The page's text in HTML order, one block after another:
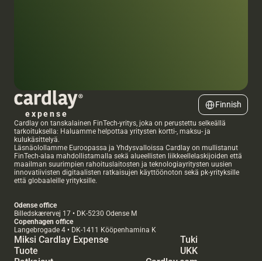
expense
Select Language
Finnish
Cardlay on tanskalainen FinTech-yritys, joka on perustettu selkeällä
tarkoituksella: Haluamme helpottaa yritysten kortti-, maksu- ja
kulukäsittelyä.
Läsnäolollamme Euroopassa ja Yhdysvalloissa Cardlay on mullistanut
FinTech-alaa mahdollistamalla sekä alueellisten liikkeellelaskijoiden että
maailman suurimpien rahoituslaitosten ja teknologiayritysten uusien
innovatiivisten digitaalisten ratkaisujen käyttöönoton sekä pk-yrityksille
että globaaleille yrityksille.
Odense office
Billedskærervej 17 • DK-5230 Odense M
Copenhagen office
Langebrogade 4 • DK-1411 Kööpenhamina K
Miksi Cardlay Expense
Tuote
Tuki
UKK